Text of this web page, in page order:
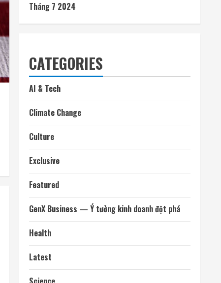
Tháng 7 2024
CATEGORIES
AI & Tech
Climate Change
Culture
Exclusive
Featured
GenX Business — Ý tưởng kinh doanh đột phá
Health
Latest